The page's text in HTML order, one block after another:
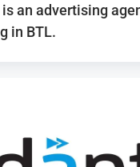
an advertising
in BTL.